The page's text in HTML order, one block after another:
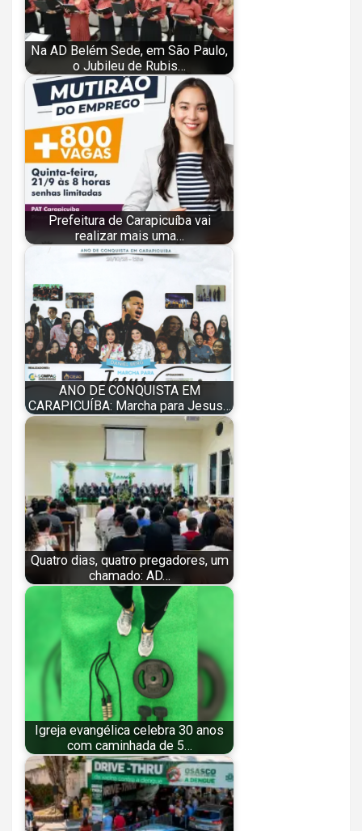
Na AD Belém Sede, em São Paulo,
o Jubileu de Rubis…
Prefeitura de Carapicuíba vai
realizar mais uma…
ANO DE CONQUISTA EM
CARAPICUÍBA: Marcha para Jesus…
Quatro dias, quatro pregadores, um
chamado: AD…
Igreja evangélica celebra 30 anos
com caminhada de 5…